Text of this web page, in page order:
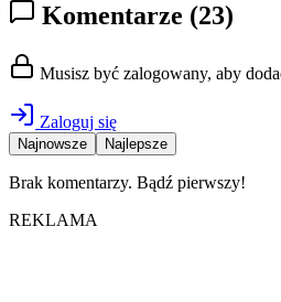
Komentarze (23)
Musisz być zalogowany, aby
Zaloguj się
Najnowsze Najlepsze
Brak komentarzy. Bądź pierwszy!
REKLAMA